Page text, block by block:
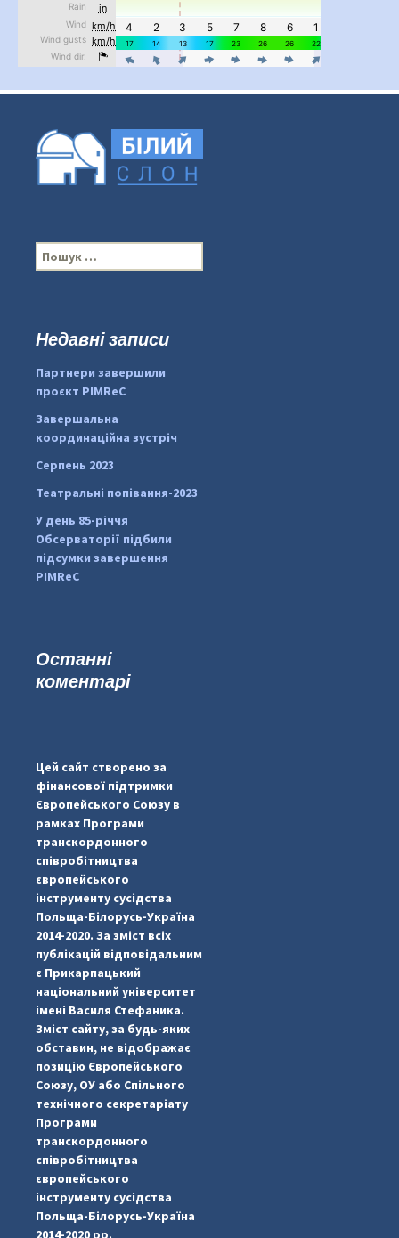
pimrec_project
pimrec_project
#PipIvanToday
pimrec_project
П
о
:Недавні записи
Партнери завершили
проєкт PIMReC
Завершальна
координаційна зустріч
Серпень 2023
Театральні попівання-2023
У день 85-річчя
Обсерваторії підбили
підсумки завершення
PIMReC
Останні
коментарі
Цей сайт створено за
фінансової підтримки
Європейського Союзу в
рамках Програми
транскордонного
співробітництва
європейського
інструменту сусідства
Польща-Білорусь-Україна
2014-2020. За зміст всіх
публікацій відповідальним
є Прикарпацький
національний університет
імені Василя Стефаника.
Зміст сайту, за будь-яких
обставин, не відображає
позицію Європейського
Союзу, ОУ або Спільного
технічного секретаріату
Програми
транскордонного
співробітництва
європейського
інструменту сусідства
Польща-Білорусь-Україна
2014-2020 рр.